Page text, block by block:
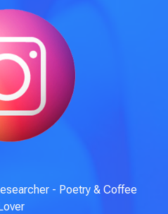
- Poetry & Coffee